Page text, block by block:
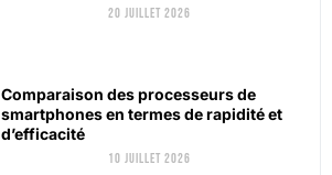
20 juillet 2026
Comparaison des processeurs de
smartphones en termes de rapidité et
d’efficacité
10 juillet 2026